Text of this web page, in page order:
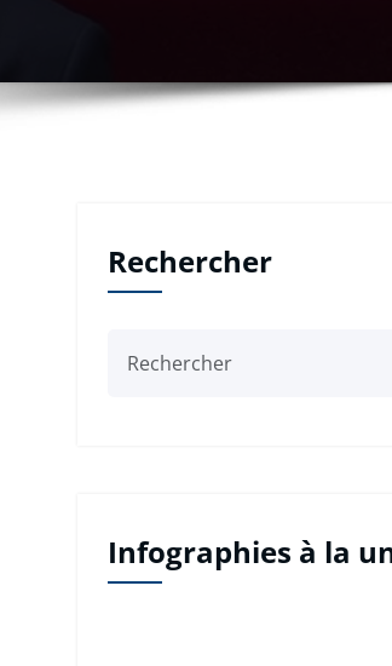
Rechercher
Infographies à la